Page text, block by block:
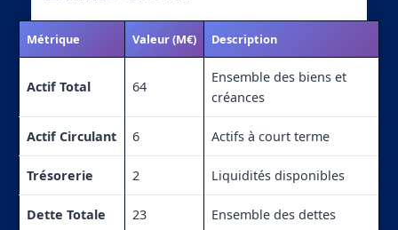
Métrique Valeur (M€) Description
Actif Total 64
Ensemble des biens et
créances
Actif Circulant 6 Actifs à court terme
Trésorerie 2 Liquidités disponibles
Dette Totale 23 Ensemble des dettes